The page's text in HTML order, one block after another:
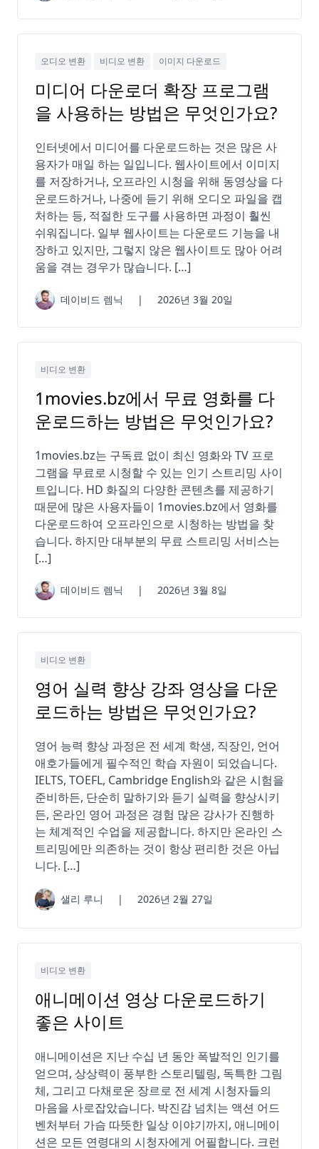
오디오 변환 비디오 변환 이미지 다운로드
미디어 다운로더 확장 프로그램
을 사용하는 방법은 무엇인가요?
인터넷에서 미디어를 다운로드하는 것은 많은 사
용자가 매일 하는 일입니다. 웹사이트에서 이미지
를 저장하거나, 오프라인 시청을 위해 동영상을 다
운로드하거나, 나중에 듣기 위해 오디오 파일을 캡
처하는 등, 적절한 도구를 사용하면 과정이 훨씬
쉬워집니다. 일부 웹사이트는 다운로드 기능을 내
장하고 있지만, 그렇지 않은 웹사이트도 많아 어려
움을 겪는 경우가 많습니다. […]
데이비드 렘닉 | 2026년 3월 20일
비디오 변환
1movies.bz에서 무료 영화를 다
운로드하는 방법은 무엇인가요?
1movies.bz는 구독료 없이 최신 영화와 TV 프로
그램을 무료로 시청할 수 있는 인기 스트리밍 사이
트입니다. HD 화질의 다양한 콘텐츠를 제공하기
때문에 많은 사용자들이 1movies.bz에서 영화를
다운로드하여 오프라인으로 시청하는 방법을 찾
습니다. 하지만 대부분의 무료 스트리밍 서비스는
[…]
데이비드 렘닉 | 2026년 3월 8일
비디오 변환
영어 실력 향상 강좌 영상을 다운
로드하는 방법은 무엇인가요?
영어 능력 향상 과정은 전 세계 학생, 직장인, 언어
애호가들에게 필수적인 학습 자원이 되었습니다.
IELTS, TOEFL, Cambridge English와 같은 시험을
준비하든, 단순히 말하기와 듣기 실력을 향상시키
든, 온라인 영어 과정은 경험 많은 강사가 진행하
는 체계적인 수업을 제공합니다. 하지만 온라인 스
트리밍에만 의존하는 것이 항상 편리한 것은 아닙
니다. […]
샐리 루니 | 2026년 2월 27일
비디오 변환
애니메이션 영상 다운로드하기
좋은 사이트
애니메이션은 지난 수십 년 동안 폭발적인 인기를
얻으며, 상상력이 풍부한 스토리텔링, 독특한 그림
체, 그리고 다채로운 장르로 전 세계 시청자들의
마음을 사로잡았습니다. 박진감 넘치는 액션 어드
벤처부터 가슴 따뜻한 일상 이야기까지, 애니메이
션은 모든 연령대의 시청자에게 어필합니다. 크런